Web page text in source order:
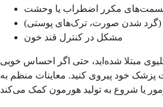
مکرر اضطراب یا وحشت
(گرد شدن صورت، ترک‌های پوستی)
مشکل در کنترل قند خون
مبتلا شده‌اید، حتی اگر احساس خوبی
پزشک خود پیروی کنید. معاینات منظم به